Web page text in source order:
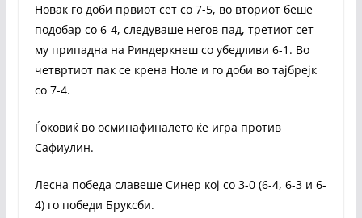
Новак го доби првиот сет со 7-5, во вториот беше
подобар со 6-4, следуваше негов пад, третиот сет
му припадна на Риндеркнеш со убедливи 6-1. Во
четвртиот пак се крена Ноле и го доби во тајбрејк
со 7-4.
Ѓоковиќ во осминафиналето ќе игра против
Сафиулин.
Лесна победа славеше Синер кој со 3-0 (6-4, 6-3 и 6-
4) го победи Бруксби.